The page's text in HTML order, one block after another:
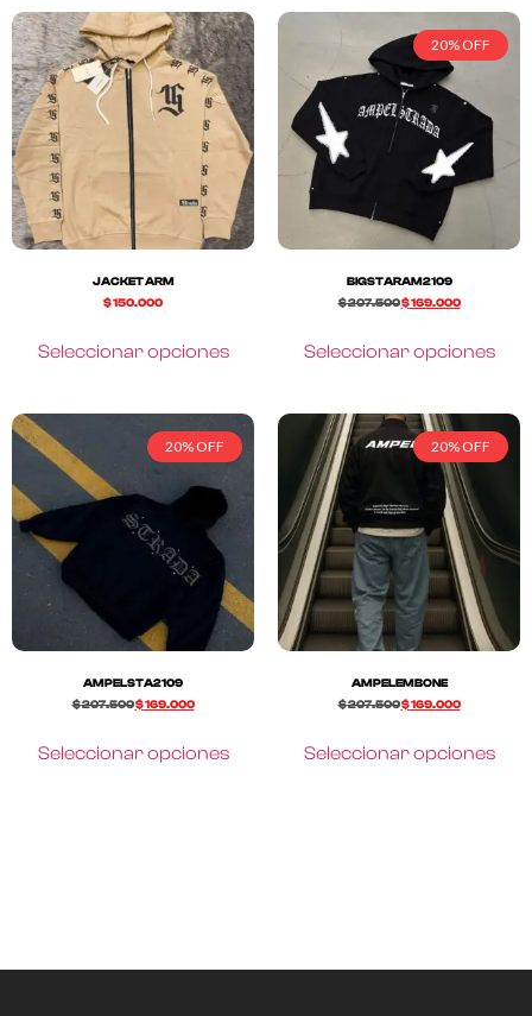
JACKET ARM
$150.000
Seleccionar opciones
20% OFF
BIGSTARAM2109
$207.500$169.000
Seleccionar opciones
20% OFF
AMPELSTA2109
$207.500$169.000
Seleccionar opciones
20% OFF
AMPELEMBONE
$207.500$169.000
Seleccionar opciones